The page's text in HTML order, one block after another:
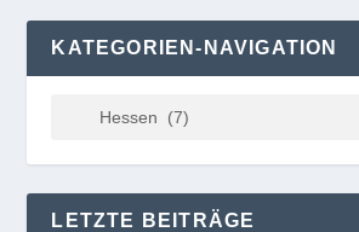
KATEGORIEN-NAVIGATION
LETZTE BEITRÄGE